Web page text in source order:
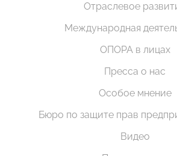
Отраслевое
Международная
ОПОРА в лицах
Пресса о нас
Особое мнение
Бюро по защите прав
Видео